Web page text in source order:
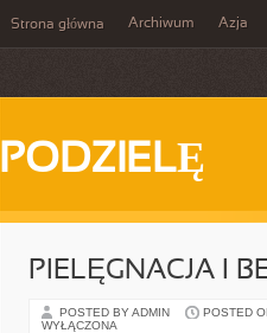
Strona główna Archiwum Azja
PODZIELĘ
PIELĘGNACJA I
POSTED BY ADMIN POSTED
WYŁĄCZONA